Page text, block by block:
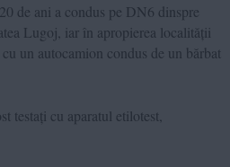
de ani a condus pe DN6 dinspre
Lugoj, iar în apropierea localității
un autocamion condus de un bărbat
testați cu aparatul etilotest,